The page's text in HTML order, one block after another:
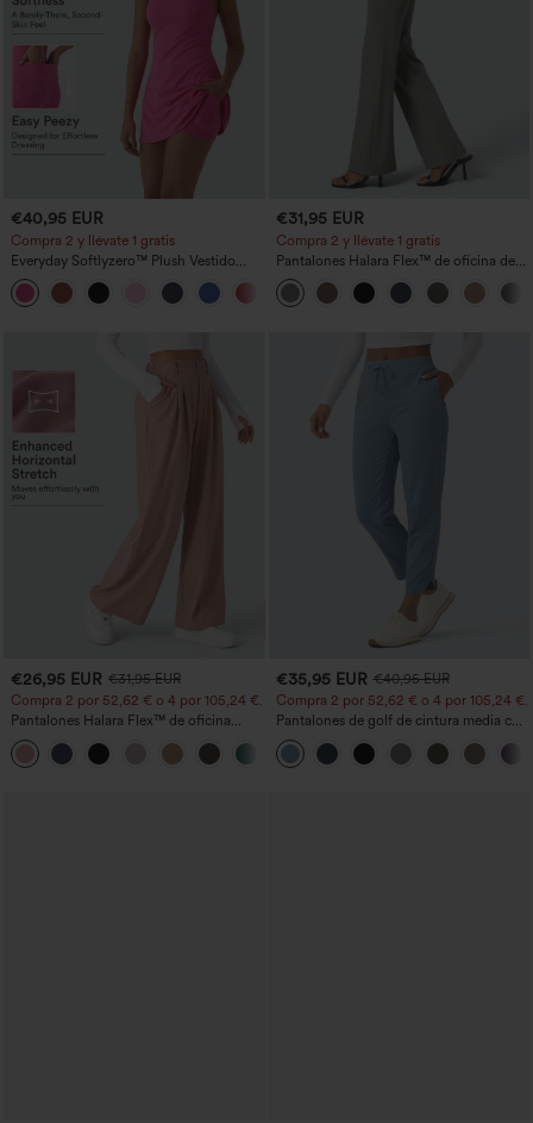
€40,95 EUR
Compra 2 y llévate 1 gratis
Everyday Softlyzero™ Plush Vestido
deportivo sin espalda 2 en 1
acampanado -Wannabe -Easy Peezy
+29
€31,95 EUR
Compra 2 y llévate 1 gratis
Pantalones Halara Flex™ de oficina de
tiro alto ligeramente acampanados con
bolsillos
€26,95 EUR €31,95 EUR
Compra 2 por 52,62 € o 4 por 105,24 €.
Pantalones Halara Flex™ de oficina
anchos plisados de tiro alto con bolsillos
en tela tipo gofre
+21
€35,95 EUR €40,95 EUR
Compra 2 por 52,62 € o 4 por 105,24 €.
Pantalones de golf de cintura media con
cordón, dobladillo curvo, secado rápido,
de corte cónico y con bolsillos - UPF40+